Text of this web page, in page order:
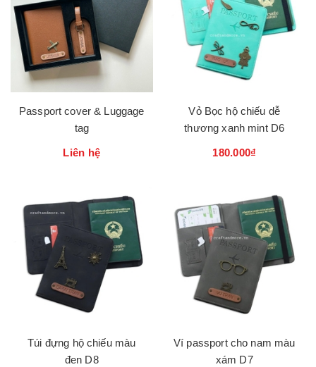
Passport cover & Luggage
tag
Liên hệ
Vỏ Bọc hộ chiếu dễ
thương xanh mint D6
180.000₫
Túi đựng hộ chiếu màu
đen D8
Ví passport cho nam màu
xám D7